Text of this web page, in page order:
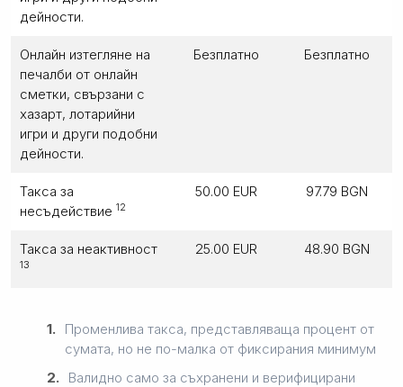
дейности.
Онлайн изтегляне на
печалби от онлайн
сметки, свързани с
хазарт, лотарийни
игри и други подобни
дейности.
Безплатно Безплатно
Такса за
несъдействие 12
50.00 EUR 97.79 BGN
Такса за неактивност
13
25.00 EUR 48.90 BGN
1.
Променлива такса, представляваща процент от
сумата, но не по-малка от фиксирания минимум
2.
Валидно само за съхранени и верифицирани